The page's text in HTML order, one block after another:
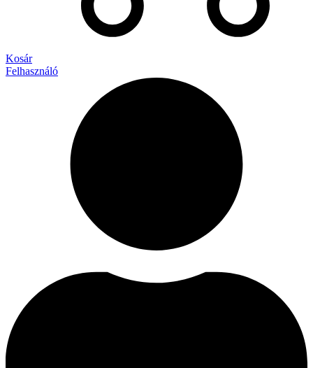
Kosár
Felhasználó